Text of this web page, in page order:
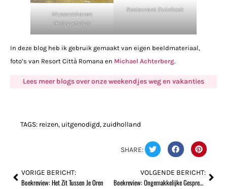
Museumhaven
Hellevoetsluis
Restaurant Duinhoek
In deze blog heb ik gebruik gemaakt van eigen beeldmateriaal,
foto’s van Resort Città Romana en Michael Achterberg.
Lees meer blogs over onze weekendjes weg en vakanties
TAGS: reizen, uitgenodigd,zuidholland
SHARE:
VORIGE BERICHT:
Boekreview: Het Zit Tussen Je Oren
VOLGENDE BERICHT:
Boekreview: Ongemakkelijke Gesprekken